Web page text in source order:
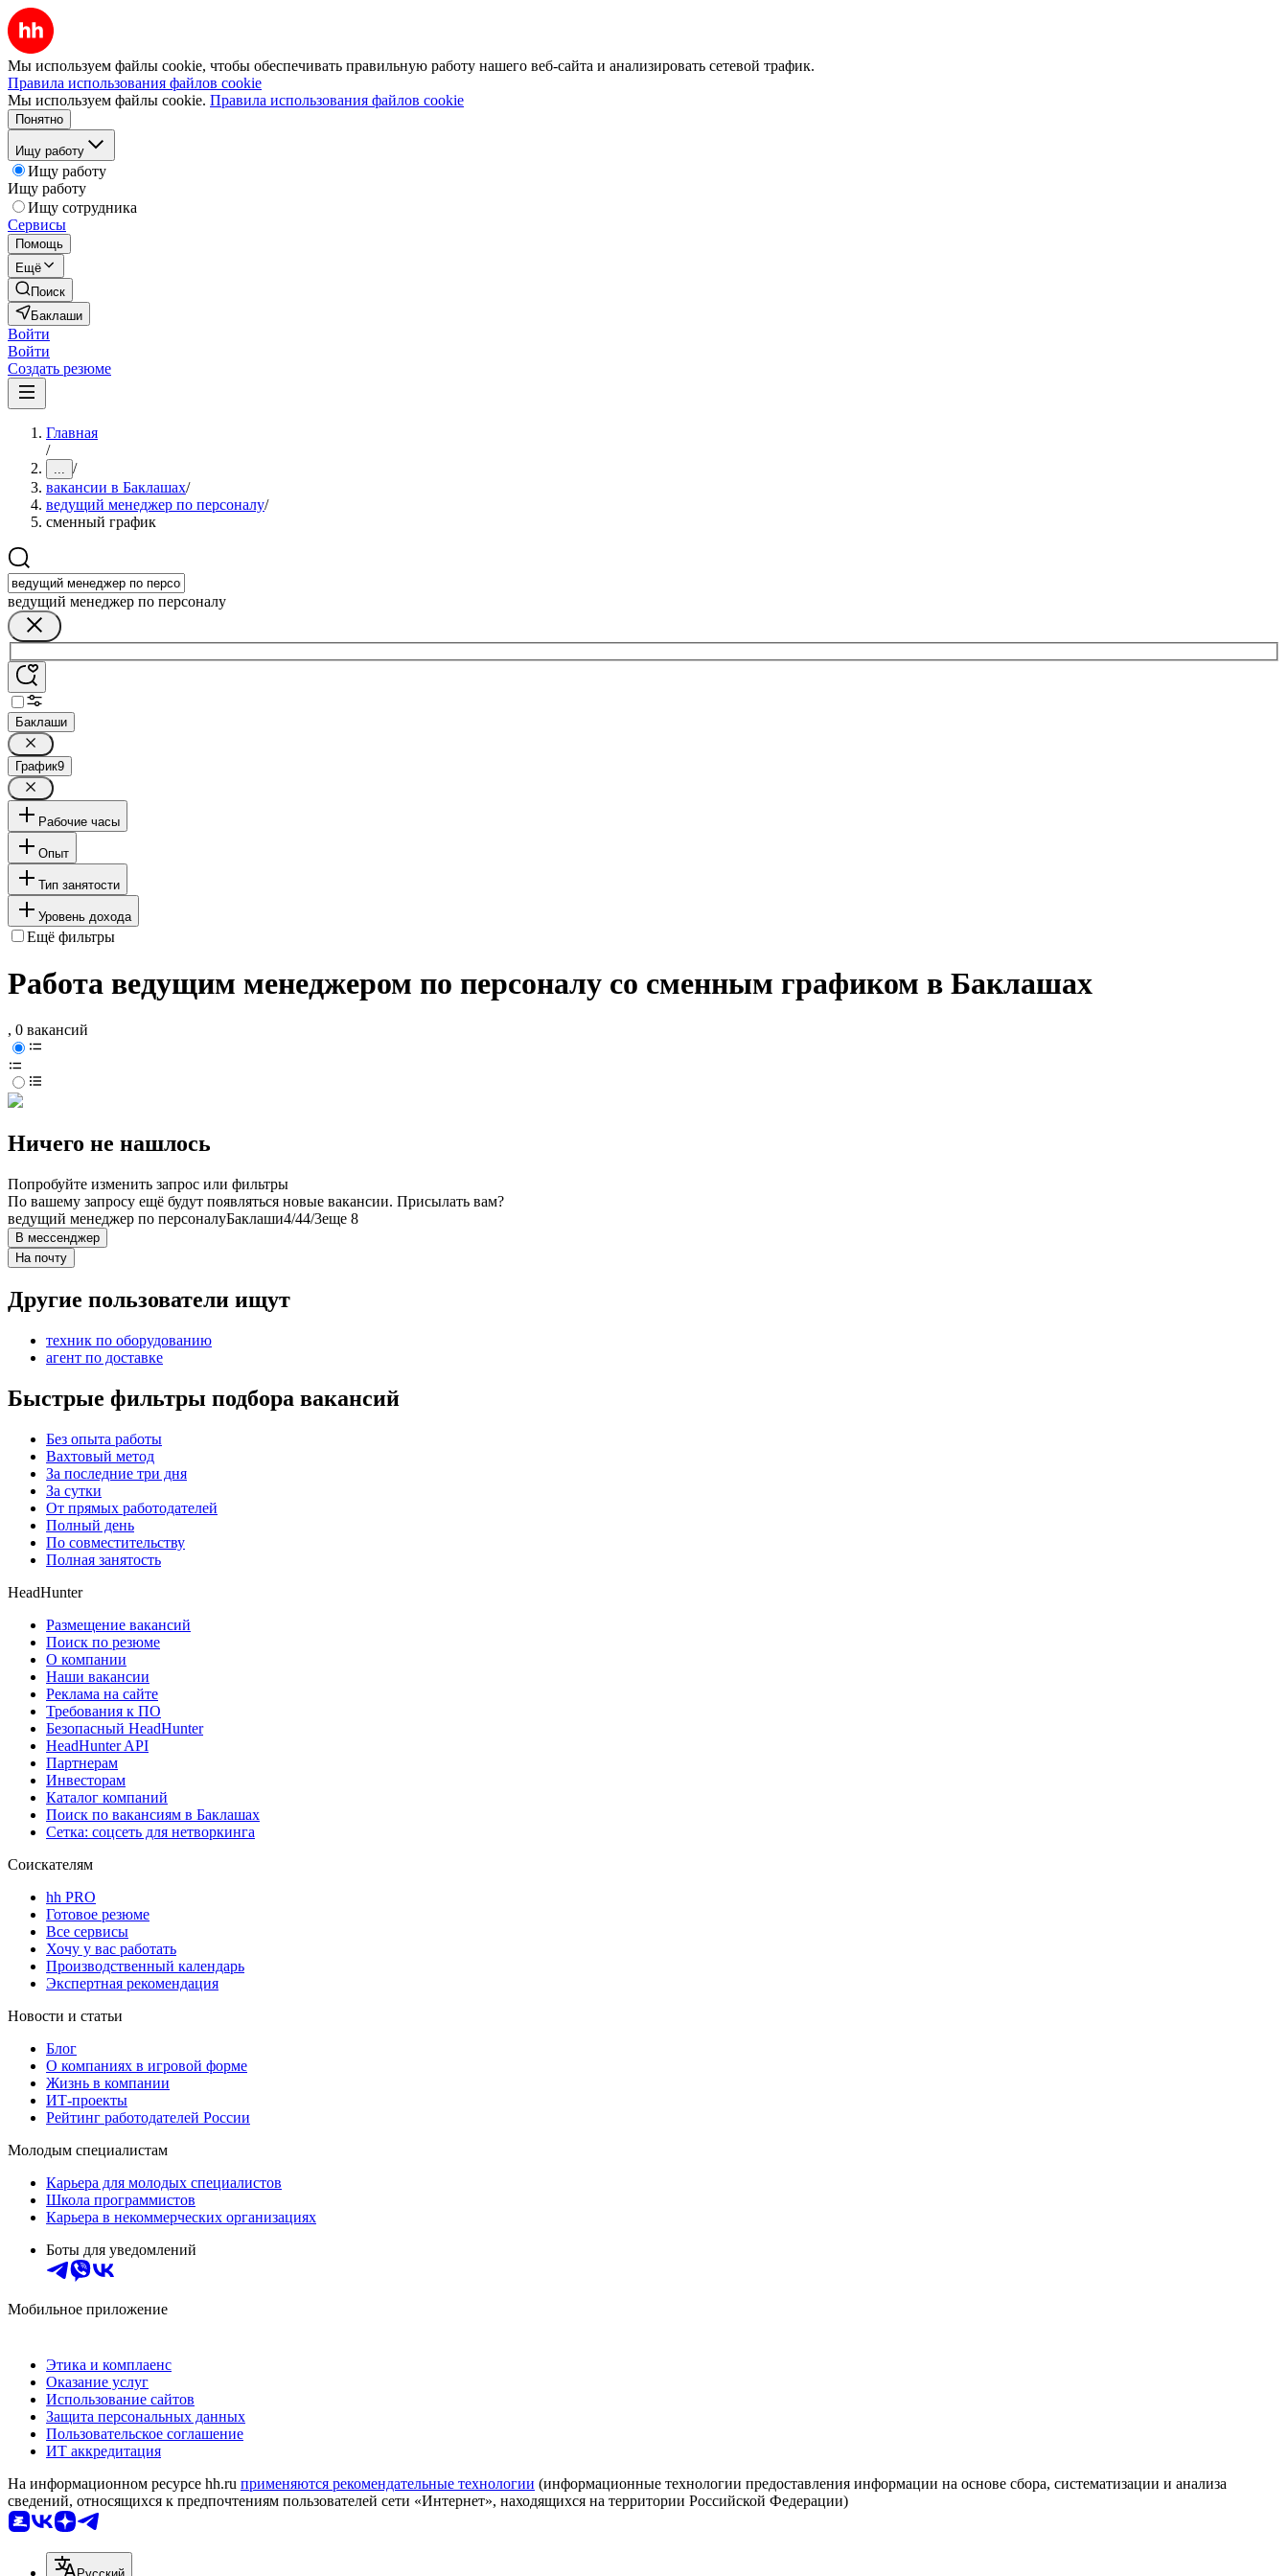
Мы используем файлы cookie, чтобы обеспечивать правильную работу нашего веб-сайта и анализировать сетевой трафик.
Правила использования файлов cookie
Мы используем файлы cookie. Правила использования файлов cookie
Понятно
Ищу работу
Ищу работу
Ищу работу
Ищу сотрудника
Сервисы
Помощь
Ещё
Поиск
Баклаши
Войти
Войти
Создать резюме
Главная
/
... /
вакансии в Баклашах/
ведущий менеджер по персоналу/
сменный график
ведущий менеджер по персоналу
Баклаши
График9
Рабочие часы
Опыт
Тип занятости
Уровень дохода
Ещё фильтры
Работа ведущим менеджером по персоналу со сменным графиком в Баклашах
, 0 вакансий
Ничего не нашлось
Попробуйте изменить запрос или фильтры
По вашему запросу ещё будут появляться новые вакансии. Присылать вам?
ведущий менеджер по персоналуБаклаши4/44/3еще 8
В мессенджер
На почту
Другие пользователи ищут
техник по оборудованию
агент по доставке
Быстрые фильтры подбора вакансий
Без опыта работы
Вахтовый метод
За последние три дня
За сутки
От прямых работодателей
Полный день
По совместительству
Полная занятость
HeadHunter
Размещение вакансий
Поиск по резюме
О компании
Наши вакансии
Реклама на сайте
Требования к ПО
Безопасный HeadHunter
HeadHunter API
Партнерам
Инвесторам
Каталог компаний
Поиск по вакансиям в Баклашах
Сетка: соцсеть для нетворкинга
Соискателям
hh PRO
Готовое резюме
Все сервисы
Хочу у вас работать
Производственный календарь
Экспертная рекомендация
Новости и статьи
Блог
О компаниях в игровой форме
Жизнь в компании
ИТ-проекты
Рейтинг работодателей России
Молодым специалистам
Карьера для молодых специалистов
Школа программистов
Карьера в некоммерческих организациях
Боты для уведомлений
Мобильное приложение
Этика и комплаенс
Оказание услуг
Использование сайтов
Защита персональных данных
Пользовательское соглашение
ИТ аккредитация
На информационном ресурсе hh.ru применяются рекомендательные технологии (информационные технологии предоставления информации на основе сбора, систематизации и анализа
сведений, относящихся к предпочтениям пользователей сети «Интернет», находящихся на территории Российской Федерации)